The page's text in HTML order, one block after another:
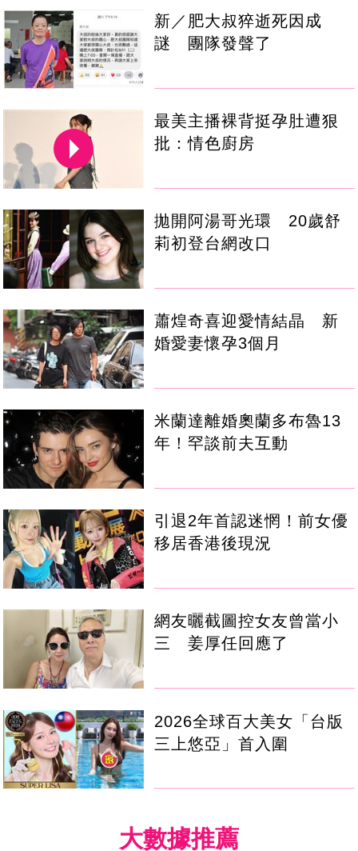
新／肥大叔猝逝死因成
謎 團隊發聲了
最美主播裸背挺孕肚遭狠
批：情色廚房
拋開阿湯哥光環 20歲舒
莉初登台網改口
蕭煌奇喜迎愛情結晶 新
婚愛妻懷孕3個月
米蘭達離婚奧蘭多布魯13
年！罕談前夫互動
引退2年首認迷惘！前女優
移居香港後現況
網友曬截圖控女友曾當小
三 姜厚任回應了
2026全球百大美女「台版
三上悠亞」首入圍
大數據推薦